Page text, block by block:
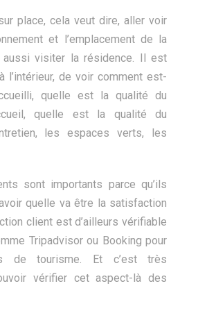
place, cela veut dire, aller voir
et l’emplacement de la
aussi visiter la résidence. Il est
l’intérieur, de voir comment est-
quelle est la qualité du
quelle est la qualité du
les espaces verts, les
sont importants parce qu’ils
quelle va être la satisfaction
client est d’ailleurs vérifiable
Tripadvisor ou Booking pour
de tourisme. Et c’est très
vérifier cet aspect-là des